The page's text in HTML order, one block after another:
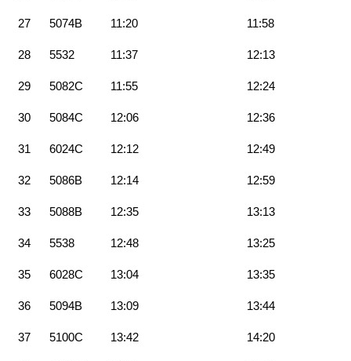
27 5074B 11:20 11:58
28 5532 11:37 12:13
29 5082C 11:55 12:24
30 5084C 12:06 12:36
31 6024C 12:12 12:49
32 5086B 12:14 12:59
33 5088B 12:35 13:13
34 5538 12:48 13:25
35 6028C 13:04 13:35
36 5094B 13:09 13:44
37 5100C 13:42 14:20